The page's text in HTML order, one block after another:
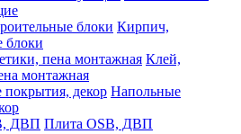
Кирпич,
блоки
Клей,
монтажная
Напольные
Плита OSB, ДВП